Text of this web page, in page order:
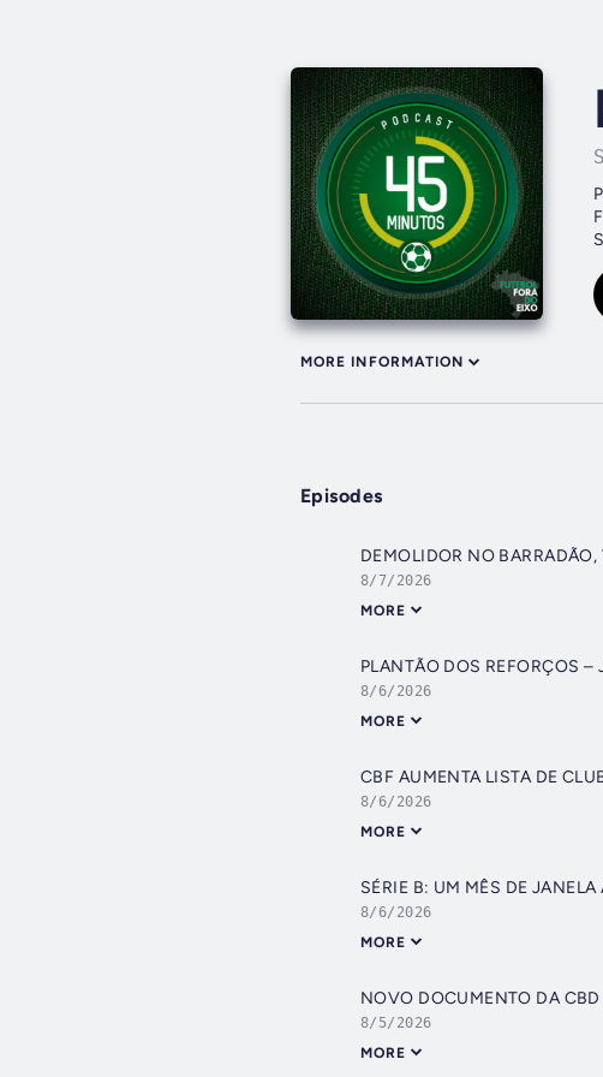
MORE INFORMATION
Episodes
DEMOLIDOR NO
8/7/2026
MORE
PLANTÃO DOS REFORÇOS –
8/6/2026
MORE
CBF AUMENTA LISTA DE
8/6/2026
MORE
SÉRIE B: UM MÊS DE
8/6/2026
MORE
NOVO DOCUMENTO DA
8/5/2026
MORE